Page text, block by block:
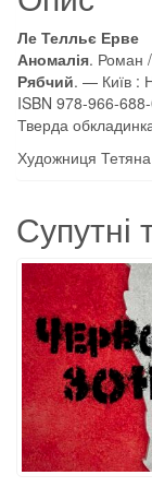
Ле Телльє Ерве
Аномалія. Роман
Рябчий. — Київ :
ISBN 978-966-
Тверда
Художниця
Супутні